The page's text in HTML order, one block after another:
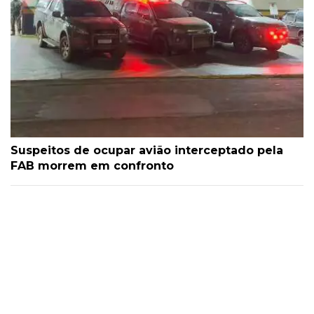
Suspeitos de ocupar avião interceptado pela
FAB morrem em confronto